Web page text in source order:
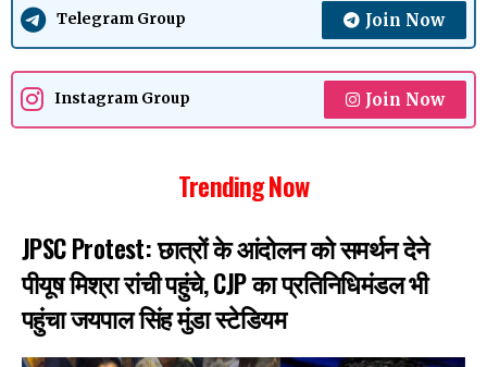
Telegram Group Join Now
Instagram Group Join Now
Trending Now
JPSC Protest: छात्रों के आंदोलन को समर्थन देने
पीयूष मिश्रा रांची पहुंचे, CJP का प्रतिनिधिमंडल भी
पहुंचा जयपाल सिंह मुंडा स्टेडियम